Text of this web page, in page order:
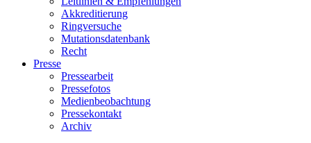
Akkreditierung
Ringversuche
Mutationsdatenbank
Recht
Presse
Pressearbeit
Pressefotos
Medienbeobachtung
Pressekontakt
Archiv